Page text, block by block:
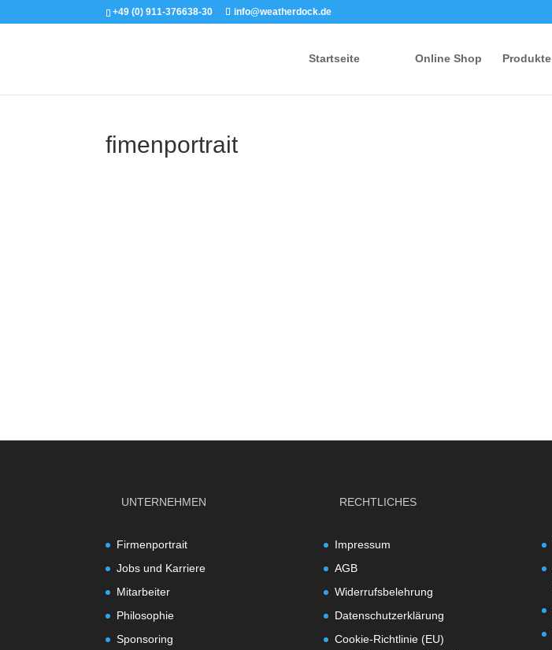
+49 (0) 911-376638-30 info@weatherdock.de
Startseite Online Shop Produkte
fimenportrait
UNTERNEHMEN
Firmenportrait
Jobs und Karriere
Mitarbeiter
Philosophie
Sponsoring
RECHTLICHES
Impressum
AGB
Widerrufsbelehrung
Datenschutzerklärung
Cookie-Richtlinie (EU)